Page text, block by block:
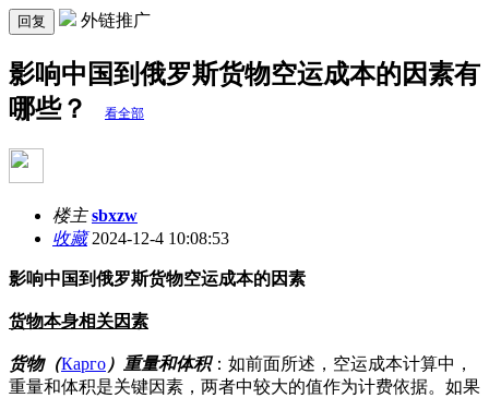
回复 外链推广
影响中国到俄罗斯货物空运成本的因素有
哪些？
看全部
楼主 sbxzw
收藏2024-12-4 10:08:53
影响中国到俄罗斯货物空运成本的因素
货物本身相关因素
货物（Карго ）重量和体积：如前面所述，空运成本计算中，
重量和体积是关键因素，两者中较大的值作为计费依据。如果